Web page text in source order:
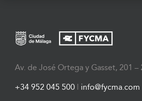
Av. de José Ortega y Gasset, 201 –
+34 952 045 500 | info@fycma.com